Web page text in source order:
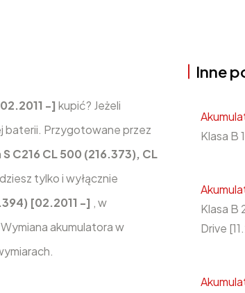
-] kupić? Jeżeli
baterii. Przygotowane przez
C216 CL 500 (216.373), CL
tylko i wyłącznie
[02.2011 -] , w
akumulatora w
Inne
Klasa B
Klasa B
Drive